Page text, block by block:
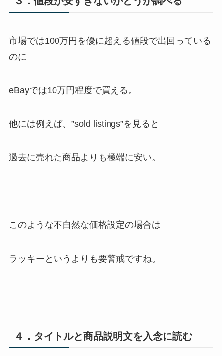
市場では100万円を優に超える値段で出回っている
のに
eBayでは10万円程度で買える。
他には例えば、”sold listings”を見ると
過去に売れた商品よりも極端に安い。
このような不自然な価格設定の場合は
ラッキーというよりも要警戒ですね。
４．タイトルと商品説明文を入念に読む